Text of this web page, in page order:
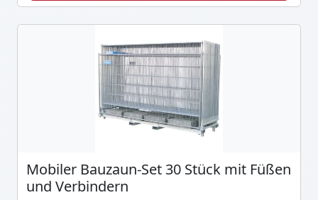
Mobiler Bauzaun-Set 30 Stück mit Füßen
und Verbindern